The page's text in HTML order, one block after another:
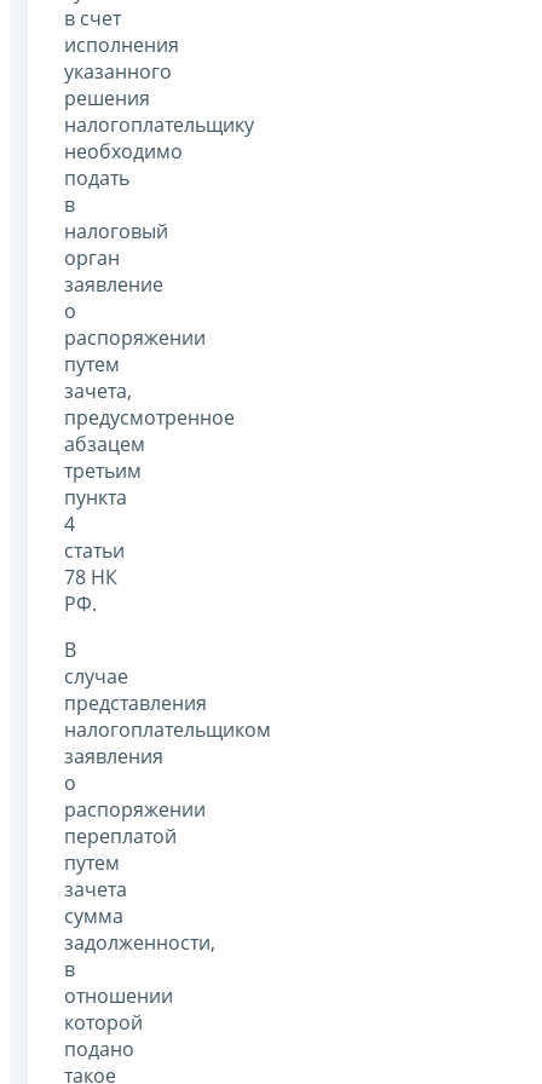
в счет
исполнения
указанного
решения
налогоплательщику
необходимо
подать
в
налоговый
орган
заявление
о
распоряжении
путем
зачета,
предусмотренное
абзацем
третьим
пункта
4
статьи
78 НК
РФ.
В
случае
представления
налогоплательщиком
заявления
о
распоряжении
переплатой
путем
зачета
сумма
задолженности,
в
отношении
которой
подано
такое